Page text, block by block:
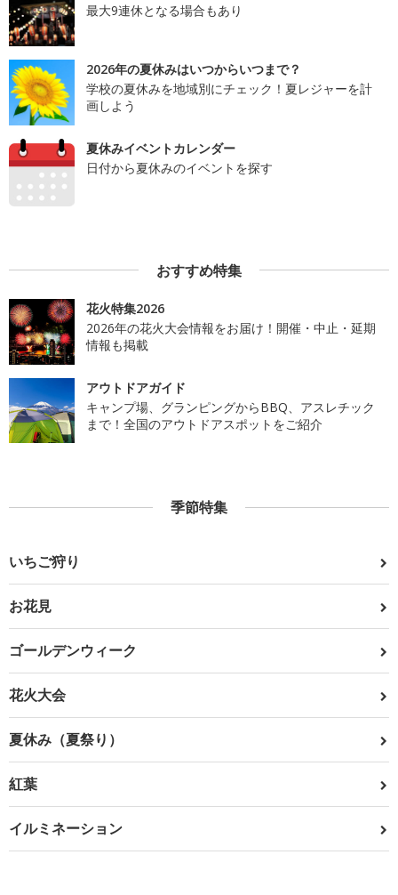
最大9連休となる場合もあり
2026年の夏休みはいつからいつまで？
学校の夏休みを地域別にチェック！夏レジャーを計
画しよう
夏休みイベントカレンダー
日付から夏休みのイベントを探す
おすすめ特集
花火特集2026
2026年の花火大会情報をお届け！開催・中止・延期
情報も掲載
アウトドアガイド
キャンプ場、グランピングからBBQ、アスレチック
まで！全国のアウトドアスポットをご紹介
季節特集
いちご狩り
お花見
ゴールデンウィーク
花火大会
夏休み（夏祭り）
紅葉
イルミネーション